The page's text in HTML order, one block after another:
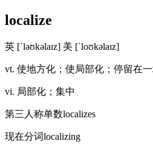
localize
英 [ˈləʊkəlaɪz] 美 [ˈloʊkəlaɪz]
vt. 使地方化；使局部化；停留在
vi. 局部化；集中
第三人称单数localizes
现在分词localizing